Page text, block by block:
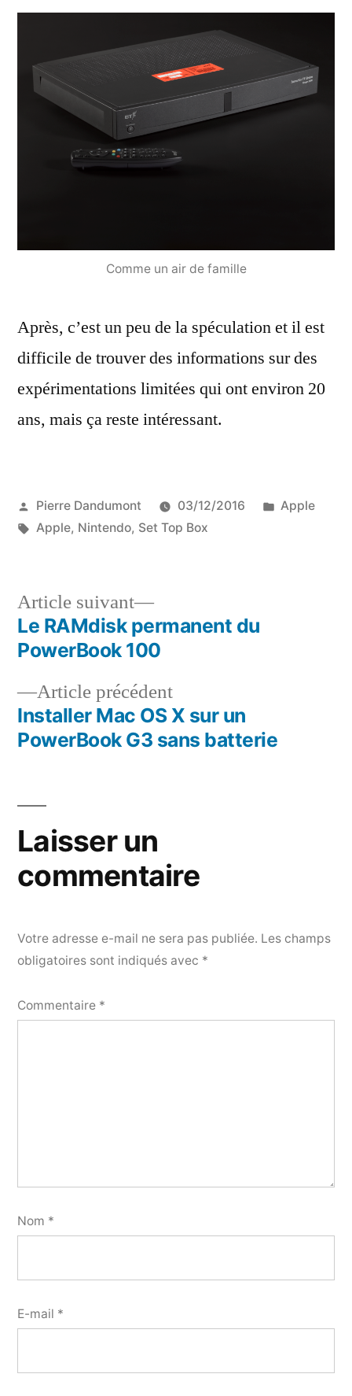
Comme un air de famille
Après, c’est un peu de la spéculation et il est
difficile de trouver des informations sur des
expérimentations limitées qui ont environ 20
ans, mais ça reste intéressant.
Publié
par
Pierre Dandumont 03/12/2016
Publié
Apple
Étiquettes :
Apple, Nintendo, Set Top Box
Navigation
l’article
Article précédentArticle
précédent :
Installer Mac OS X sur un
PowerBook G3 sans batterie
Article suivant
Article
suivant :
Le RAMdisk permanent du
PowerBook 100
Laisser un
commentaire
Votre adresse e-mail ne sera pas publiée. Les champs
obligatoires sont indiqués avec *
Commentaire *
Nom *
E-mail *